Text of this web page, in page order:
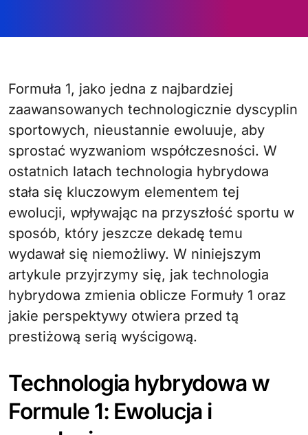
Formuła 1, jako jedna z najbardziej
zaawansowanych technologicznie dyscyplin
sportowych, nieustannie ewoluuje, aby
sprostać wyzwaniom współczesności. W
ostatnich latach technologia hybrydowa
stała się kluczowym elementem tej
ewolucji, wpływając na przyszłość sportu w
sposób, który jeszcze dekadę temu
wydawał się niemożliwy. W niniejszym
artykule przyjrzymy się, jak technologia
hybrydowa zmienia oblicze Formuły 1 oraz
jakie perspektywy otwiera przed tą
prestiżową serią wyścigową.
Technologia hybrydowa w
Formule 1: Ewolucja i